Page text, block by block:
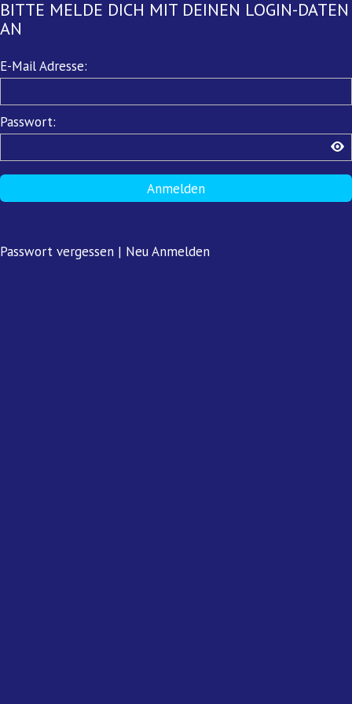
BITTE MELDE DICH MIT DEINEN LOGIN-DATEN
AN
Pflichtfeld
E-Mail Adresse:
Pflichtfeld
Passwort:
Anmelden
Passwort vergessen | Neu Anmelden